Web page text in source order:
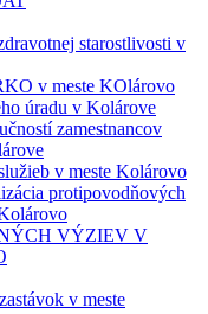
starostlivosti v
v meste KOlárovo
úradu v Kolárove
zamestnancov
v meste Kolárovo
protipovodňových
VÝZIEV V
v meste